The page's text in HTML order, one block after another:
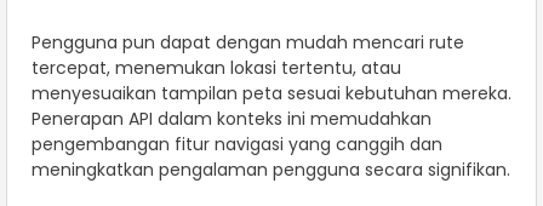
Pengguna pun dapat dengan mudah mencari rute
tercepat, menemukan lokasi tertentu, atau
menyesuaikan tampilan peta sesuai kebutuhan mereka.
Penerapan API dalam konteks ini memudahkan
pengembangan fitur navigasi yang canggih dan
meningkatkan pengalaman pengguna secara signifikan.